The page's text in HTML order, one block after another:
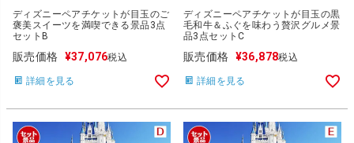
ディズニーペアチケットが目玉のご
褒美スイーツを満喫できる景品3点
セットB
販売価格 ¥37,076税込
詳細を見る
ディズニーペアチケットが目玉の黒
毛和牛＆ふぐを味わう贅沢グルメ景
品3点セットC
販売価格 ¥36,878税込
詳細を見る